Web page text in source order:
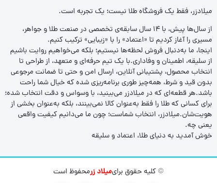
میلادزر، فقط یک فروشگاه طلا نیست؛ یک تجربه‌ است.
از سال‌ها پیش، با ۱۴ سال سابقه‌ی تخصصی در صنعت طلا و جواهر،
مسیری را آغاز کردیم تا «اعتماد» را با «زیبایی» ترکیب کنیم.
اینجا، ما به‌دنبال فروش لحظه‌ها نیستیم؛ بلکه می‌خواهیم روایت باشیم
از سلیقه، اطمینان و وفاداری.با یک تیم حرفه‌ای و متعهد، از طراحی تا
انتخاب محصول، پشتیبانی آنلاین، ارسال امن و حتی تا ضمانت مرجوعی
بدون قید و شرط، همه‌چیز طوری برنامه‌ریزی شده که خیال شما راحت
باشد.هر قطعه‌ای که در میلادزر می‌بینید، با وسواس و دقت انتخاب شده؛
برای کسانی که طلا را فقط به‌عنوان کالا نمی‌بینند، بلکه به‌عنوان بخشی از
هویت‌شان.میلادزر، انتخاب شماست؛ چون ما می‌دانیم کیفیت واقعی
یعنی چه.
خوش آمدید به دنیای طلا، اعتماد و سلیقه
© کلیه حقوق برایمیلاد زرمحفوظ است